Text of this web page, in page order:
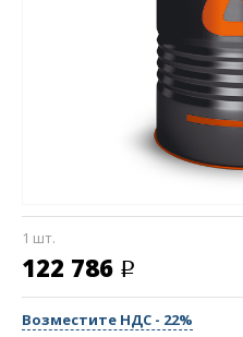
1 шт.
122 786
Возместите НДС - 22%